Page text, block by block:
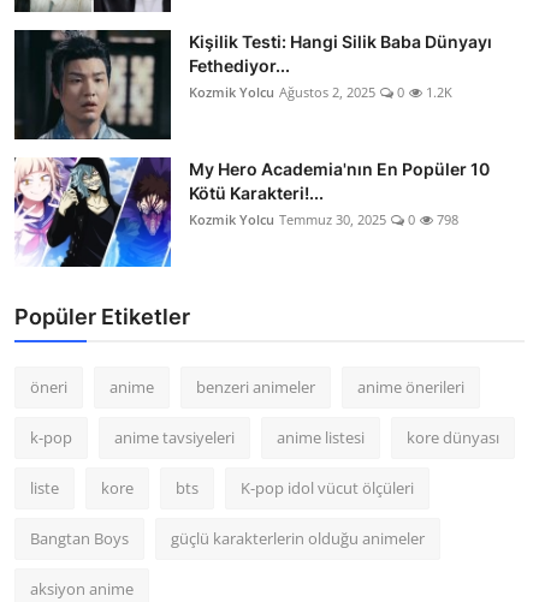
Kişilik Testi: Hangi Silik Baba Dünyayı
Fethediyor...
Kozmik Yolcu Ağustos 2, 2025 0 1.2K
My Hero Academia'nın En Popüler 10
Kötü Karakteri!...
Kozmik Yolcu Temmuz 30, 2025 0 798
Popüler Etiketler
öneri anime benzeri animeler anime önerileri
k-pop anime tavsiyeleri anime listesi kore dünyası
liste kore bts K-pop idol vücut ölçüleri
Bangtan Boys güçlü karakterlerin olduğu animeler
aksiyon anime